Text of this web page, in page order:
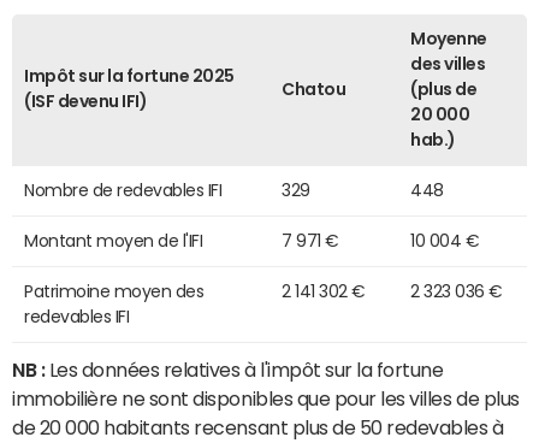
Impôt sur la fortune 2025
(ISF devenu IFI)
Chatou
Moyenne
des villes
(plus de
20 000
hab.)
Nombre de redevables IFI 329 448
Montant moyen de l'IFI 7 971 € 10 004 €
Patrimoine moyen des
redevables IFI
2 141 302 € 2 323 036 €
NB :Les données relatives à l'impôt sur la fortune
immobilière ne sont disponibles que pour les villes de plus
de 20 000 habitants recensant plus de 50 redevables à